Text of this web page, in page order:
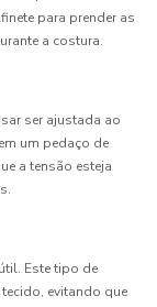
para prender as
a costura.
ser ajustada ao
um pedaço de
a tensão esteja
Este tipo de
evitando que